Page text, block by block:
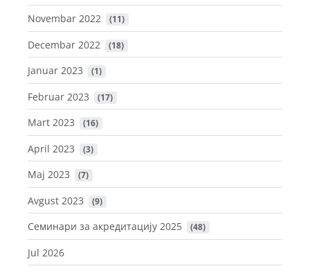
Novembar 2022 (11)
Decembar 2022 (18)
Januar 2023 (1)
Februar 2023 (17)
Mart 2023 (16)
April 2023 (3)
Maj 2023 (7)
Avgust 2023 (9)
Семинари за акредитацију 2025 (48)
Jul 2026